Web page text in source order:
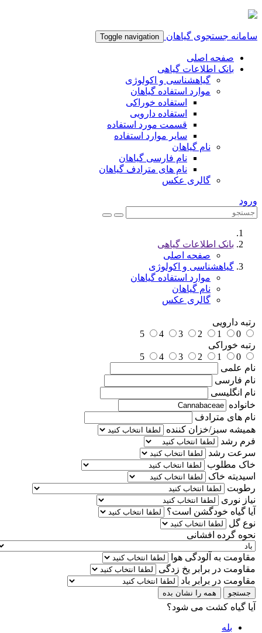
سامانه جستجوی گیاهان Toggle navigation
صفحه اصلی
بانک اطلاعات گیاهی
گیاهشناسی و اکولوژی
موارد استفاده گیاهان
استفاده خوراکی
استفاده دارویی
قسمت مورد استفاده
سایر موارد استفاده
نام گیاهان
نام فارسی گیاهان
نام های مترادف گیاهان
گالری عکس
ورود
بانک اطلاعات گیاهی
صفحه اصلی
گیاهشناسی و اکولوژی
موارد استفاده گیاهان
نام گیاهان
گالری عکس
رتبه دارویی
رتبه خوراکی
نام علمی
نام فارسی
نام انگلیسی
خانواده
نام های مترادف
همیشه سبز/خزان کننده
فرم رشد
سرعت رشد
خاک مطلوب
اسیدیته خاک
رطوبت
نیاز نوری
آیا گیاه خودگشن است؟
نوع گل
نحوه گرده افشانی
مقاومت به آلودگی هوا
مقاومت در برابر یخ زدگی
مقاومت در برابر باد
جستجو همه را نشان بده
آیا گیاه کشت می شود؟
بله